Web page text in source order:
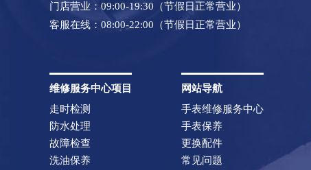
门店营业：09:00-19:30（节假日正常营业）
客服在线：08:00-22:00（节假日正常营业）
维修服务中心项目
走时检测
防水处理
故障检查
洗油保养
网站导航
手表维修服务中心
手表保养
更换配件
常见问题